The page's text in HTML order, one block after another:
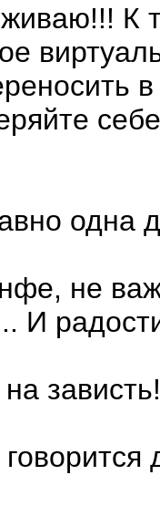
К
одна
не
И